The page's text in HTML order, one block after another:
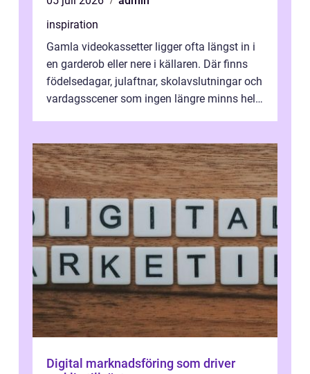
inspiration
Gamla videokassetter ligger ofta längst in i
en garderob eller nere i källaren. Där finns
födelsedagar, julaftnar, skolavslutningar och
vardagsscener som ingen längre minns helt.
Digital marknadsföring som driver